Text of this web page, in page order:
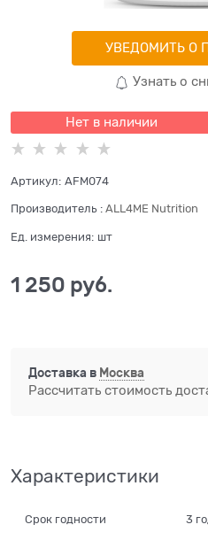
УВЕДОМИТЬ О
Узнать о
Нет в наличии
Артикул: AFM074
Производитель : ALL4ME Nutrition
Ед. измерения: шт
1 250 руб.
Доставка в Москва
Рассчитать стоимость
Характеристики
Срок годности 3